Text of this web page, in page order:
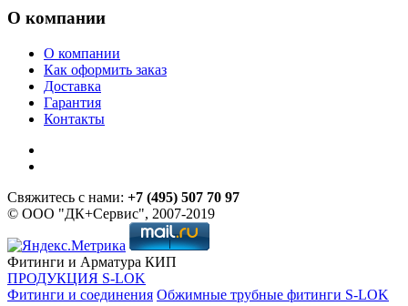
О компании
О компании
Как оформить заказ
Доставка
Гарантия
Контакты
Свяжитесь с нами: +7 (495) 507 70 97
© ООО "ДК+Сервис", 2007-2019
Фитинги и Арматура КИП
ПРОДУКЦИЯ S-LOK
Фитинги и соединения Обжимные трубные фитинги S-LOK